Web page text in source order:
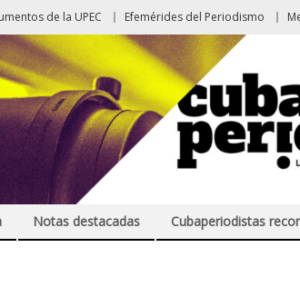
de la UPEC Efemérides del Periodismo
Notas destacadas Cubaperiodistas